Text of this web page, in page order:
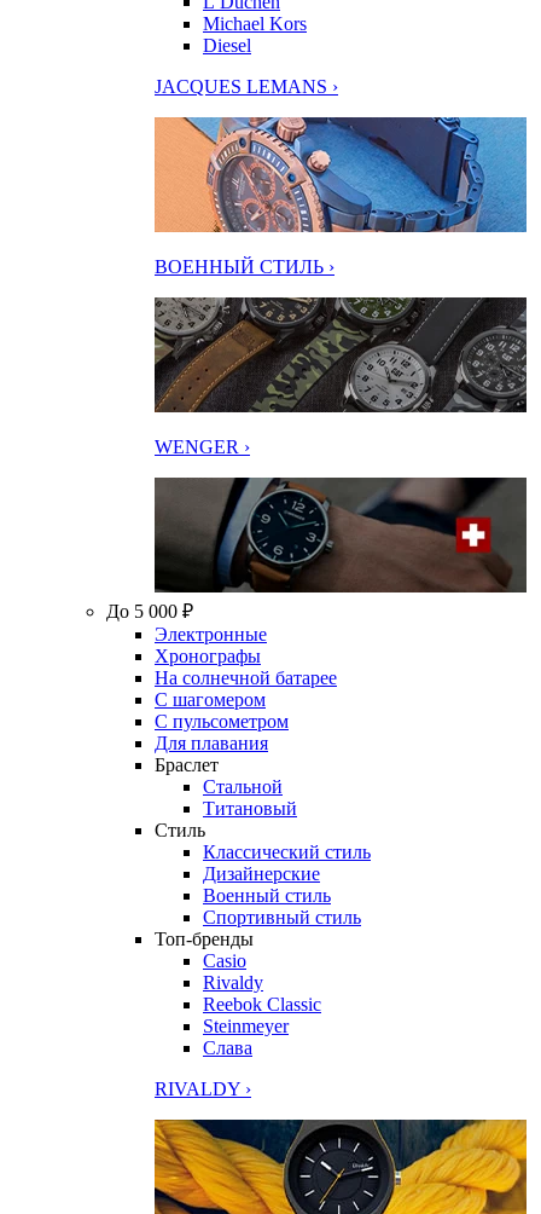
Michael Kors
Diesel
JACQUES LEMANS ›
ВОЕННЫЙ СТИЛЬ ›
WENGER ›
До 5 000 ₽
Электронные
Хронографы
На солнечной батарее
С шагомером
С пульсометром
Для плавания
Браслет
Стальной
Титановый
Стиль
Классический стиль
Дизайнерские
Военный стиль
Спортивный стиль
Топ-бренды
Casio
Rivaldy
Reebok Classic
Steinmeyer
Слава
RIVALDY ›